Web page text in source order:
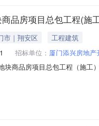
品房项目总包工程(施
市｜翔安区
工程建筑
招标单位： 厦门添兴房地
块商品房项目总包工程（施